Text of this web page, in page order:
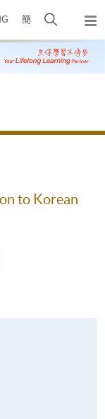
簡
開
搜
尋
彈
出
主
to Korean